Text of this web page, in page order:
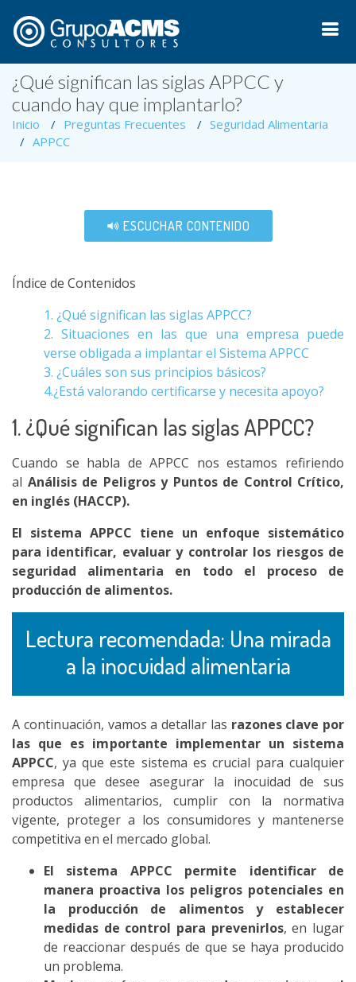
¿Qué significan las siglas APPCC y
cuando hay que implantarlo?
Inicio Preguntas Frecuentes
Seguridad Alimentaria
APPCC
ESCUCHAR CONTENIDO
Índice de Contenidos
1. ¿Qué significan las siglas APPCC?
2. Situaciones en las que una empresa puede
verse obligada a implantar el Sistema APPCC
3. ¿Cuáles son sus principios básicos?
4.¿Está valorando certificarse y necesita apoyo?
1. ¿Qué significan las siglas APPCC?
Cuando se habla de APPCC nos estamos refiriendo
al Análisis de Peligros y Puntos de Control Crítico,
en inglés (HACCP).
El sistema APPCC tiene un enfoque sistemático
para identificar, evaluar y controlar los riesgos de
seguridad alimentaria en todo el proceso de
producción de alimentos.
Lectura recomendada: Una mirada
a la inocuidad alimentaria
A continuación, vamos a detallar las razones clave por
las que es importante implementar un sistema
APPCC, ya que este sistema es crucial para cualquier
empresa que desee asegurar la inocuidad de sus
productos alimentarios, cumplir con la normativa
vigente, proteger a los consumidores y mantenerse
competitiva en el mercado global.
El sistema APPCC permite identificar de
manera proactiva los peligros potenciales en
la producción de alimentos y establecer
medidas de control para prevenirlos, en lugar
de reaccionar después de que se haya producido
un problema.